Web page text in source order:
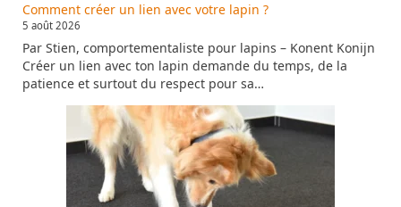
Comment créer un lien avec votre lapin ?
5 août 2026
Par Stien, comportementaliste pour lapins – Konent Konijn
Créer un lien avec ton lapin demande du temps, de la
patience et surtout du respect pour sa…